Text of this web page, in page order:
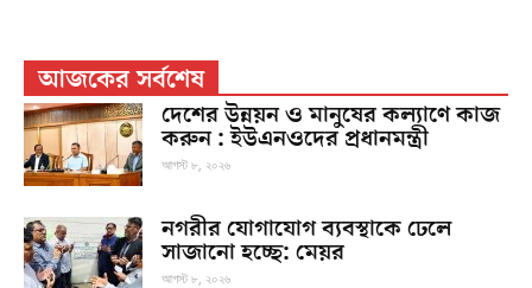
আজকের সর্বশেষ
দেশের উন্নয়ন ও মানুষের কল্যাণে কাজ
করুন : ইউএনওদের প্রধানমন্ত্রী
আগস্ট ৮, ২০২৬
নগরীর যোগাযোগ ব্যবস্থাকে ঢেলে
সাজানো হচ্ছে: মেয়র
আগস্ট ৮, ২০২৬